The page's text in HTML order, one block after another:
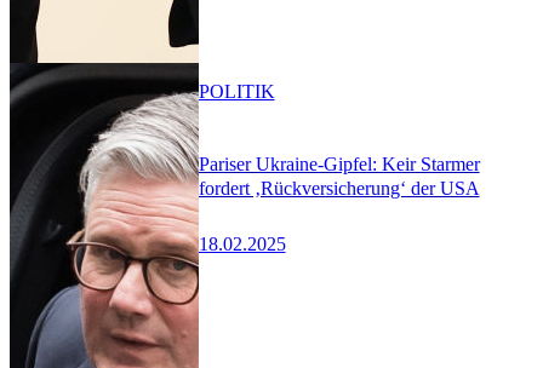
Pariser Ukraine-Gipfel: Keir Starmer
fordert ‚Rückversicherung‘ der USA
18.02.2025
POLITIK